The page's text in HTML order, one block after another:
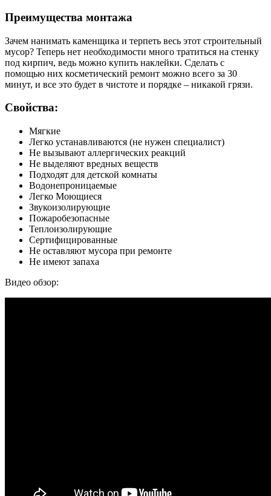
Преимущества монтажа
Зачем нанимать каменщика и терпеть весь этот строительный
мусор? Теперь нет необходимости много тратиться на стенку
под кирпич, ведь можно купить наклейки. Сделать с
помощью них косметический ремонт можно всего за 30
минут, и все это будет в чистоте и порядке – никакой грязи.
Свойства:
Мягкие
Легко устанавливаются (не нужен специалист)
Не вызывают аллергических реакций
Не выделяют вредных веществ
Подходят для детской комнаты
Водонепроницаемые
Легко Моющиеся
Звукоизолирующие
Пожаробезопасные
Теплоизолирующие
Сертифицированные
Не оставляют мусора при ремонте
Не имеют запаха
Видео обзор: